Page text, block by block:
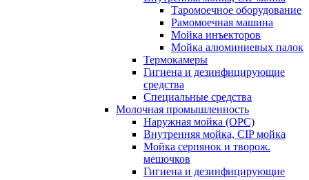
Таромоечное оборудование
Рамомоечная машина
Мойка инъекторов
Мойка алюминиевых палок
Термокамеры
Гигиена и дезинфицирующие
средства
Специальные средства
Молочная промышленность
Наружная мойка (ОРС)
Внутренняя мойка, CIP мойка
Мойка серпянок и творож.
мешочков
Гигиена и дезинфицирующие